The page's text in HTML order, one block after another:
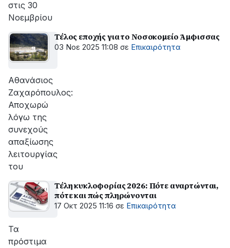
στις 30
Νοεμβρίου
Τέλος εποχής για το Νοσοκομείο Άμφισσας
03 Νοε 2025 11:08 σε Επικαιρότητα
Αθανάσιος
Ζαχαρόπουλος:
Αποχωρώ
λόγω της
συνεχούς
απαξίωσης
λειτουργίας
του
Τέλη κυκλοφορίας 2026: Πότε αναρτώνται,
πότε και πώς πληρώνονται
17 Οκτ 2025 11:16 σε Επικαιρότητα
Τα
πρόστιμα